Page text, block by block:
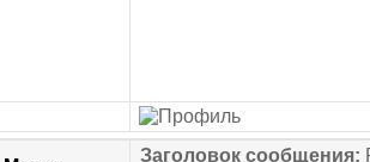
Заголовок сообщения: